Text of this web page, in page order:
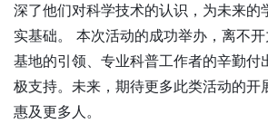
深了他们对科学技术的认识，为未来的
实基础。 本次活动的成功举办，离不
基地的引领、专业科普工作者的辛勤付
极支持。未来，期待更多此类活动的开
惠及更多人。